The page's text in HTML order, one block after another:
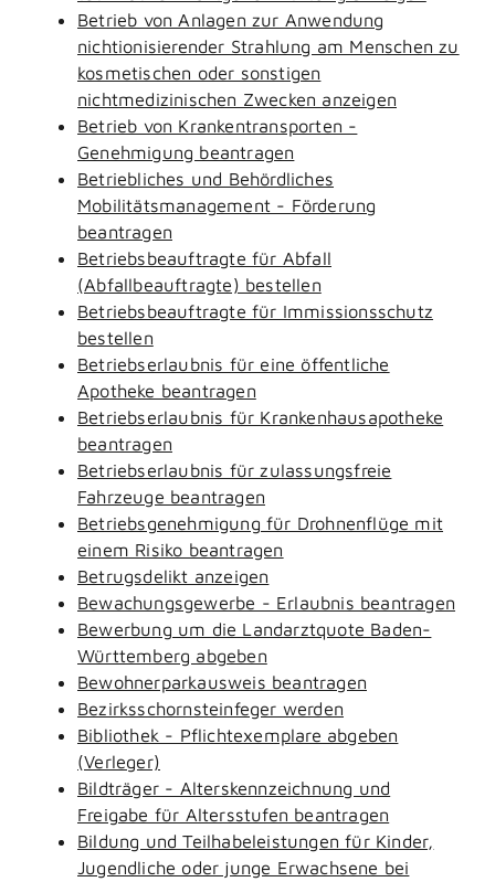
Betrieb von Anlagen zur Anwendung
nichtionisierender Strahlung am Menschen zu
kosmetischen oder sonstigen
nichtmedizinischen Zwecken anzeigen
Betrieb von Krankentransporten -
Genehmigung beantragen
Betriebliches und Behördliches
Mobilitätsmanagement - Förderung
beantragen
Betriebsbeauftragte für Abfall
(Abfallbeauftragte) bestellen
Betriebsbeauftragte für Immissionsschutz
bestellen
Betriebserlaubnis für eine öffentliche
Apotheke beantragen
Betriebserlaubnis für Krankenhausapotheke
beantragen
Betriebserlaubnis für zulassungsfreie
Fahrzeuge beantragen
Betriebsgenehmigung für Drohnenflüge mit
einem Risiko beantragen
Betrugsdelikt anzeigen
Bewachungsgewerbe - Erlaubnis beantragen
Bewerbung um die Landarztquote Baden-
Württemberg abgeben
Bewohnerparkausweis beantragen
Bezirksschornsteinfeger werden
Bibliothek - Pflichtexemplare abgeben
(Verleger)
Bildträger - Alterskennzeichnung und
Freigabe für Altersstufen beantragen
Bildung und Teilhabeleistungen für Kinder,
Jugendliche oder junge Erwachsene bei